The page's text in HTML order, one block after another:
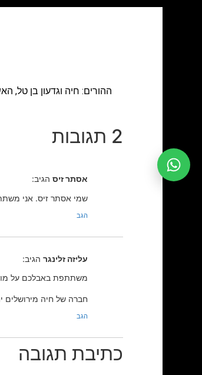
2 תגובות
אסתר זיס הגיב:
שמי אסתר זיס. אני
הגב
עליזה זלינגר הגיב:
משתתפת באבלכם על מות
חברה של חיה מירושלים
הגב
כתיבת תגובה